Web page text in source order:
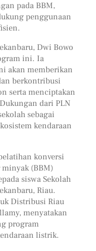
pada BBM,
penggunaan
Dwi Bowo
ini. Ia
akan memberikan
berkontribusi
serta menciptakan
dari PLN
sebagai
kendaraan
konversi
(BBM)
siswa Sekolah
Riau.
Distribusi Riau
menyatakan
program
listrik.